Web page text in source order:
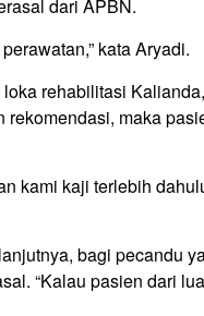
dari APBN.
kata Aryadi.
rehabilitasi
maka
kami kaji terlebih
bagi pecandu
“Kalau pasien dari